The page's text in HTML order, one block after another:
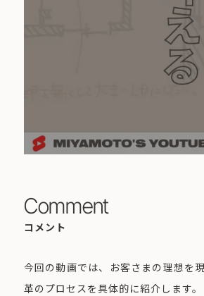
Comment
コメント
今回の動画では、お客さまの理想を
革のプロセスを具体的に紹介します。